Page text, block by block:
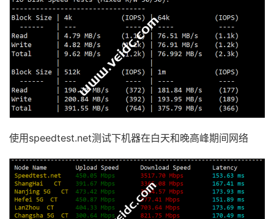
使用speedtest.net测试下机器在白天和晚高峰期间网络